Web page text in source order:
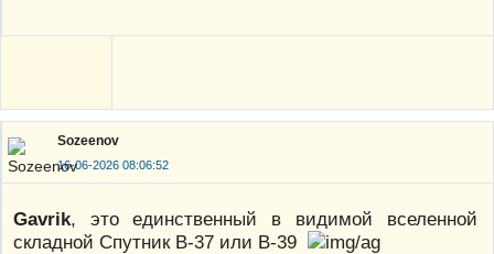
Sozeenov
16-06-2026 08:06:52
Gavrik, это единственный в видимой вселенной
складной Спутник В-37 или В-39